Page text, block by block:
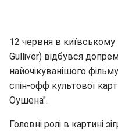
12 червня в
Gulliver) відбувся
найочікуванішого
спін-офф культової
Оушена".
Головні ролі в картині